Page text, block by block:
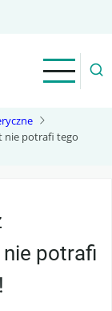
nie potrafi tego
potrafi